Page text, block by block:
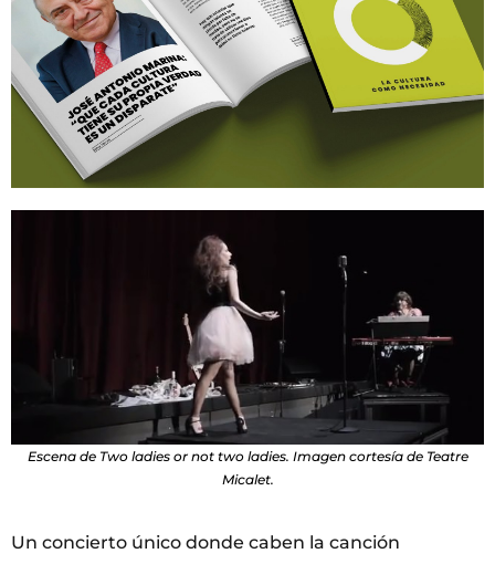
Escena de Two ladies or not two ladies. Imagen cortesía de Teatre
Micalet.
Un concierto único donde caben la canción